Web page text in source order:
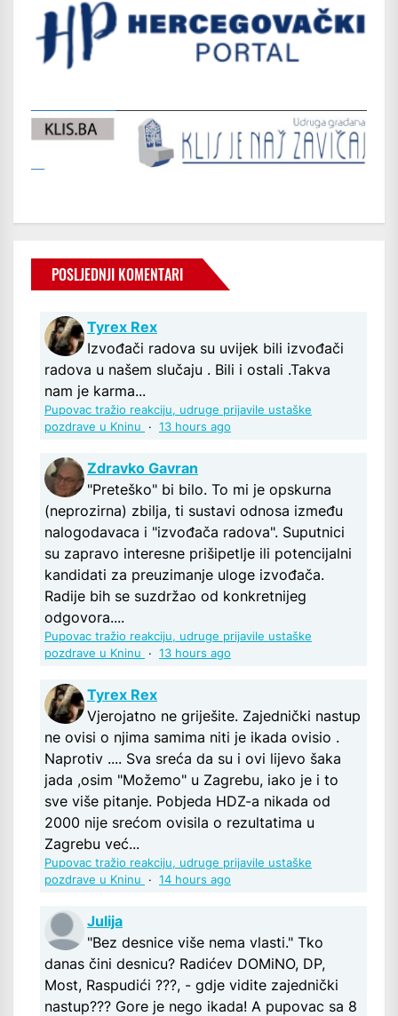
POSLJEDNJI KOMENTARI
Tyrex Rex
Izvođači radova su uvijek bili izvođači
radova u našem slučaju . Bili i ostali .Takva
nam je karma...
Pupovac tražio reakciju, udruge prijavile ustaške
pozdrave u Kninu
· 13 hours ago
Zdravko Gavran
"Preteško" bi bilo. To mi je opskurna
(neprozirna) zbilja, ti sustavi odnosa između
nalogodavaca i "izvođača radova". Suputnici
su zapravo interesne prišipetlje ili potencijalni
kandidati za preuzimanje uloge izvođača.
Radije bih se suzdržao od konkretnijeg
odgovora....
Pupovac tražio reakciju, udruge prijavile ustaške
pozdrave u Kninu
· 13 hours ago
Tyrex Rex
Vjerojatno ne griješite. Zajednički nastup
ne ovisi o njima samima niti je ikada ovisio .
Naprotiv .... Sva sreća da su i ovi lijevo šaka
jada ,osim "Možemo" u Zagrebu, iako je i to
sve više pitanje. Pobjeda HDZ-a nikada od
2000 nije srećom ovisila o rezultatima u
Zagrebu već...
Pupovac tražio reakciju, udruge prijavile ustaške
pozdrave u Kninu
· 14 hours ago
Julija
"Bez desnice više nema vlasti." Tko
danas čini desnicu? Radićev DOMiNO, DP,
Most, Raspudići ???, - gdje vidite zajednički
nastup??? Gore je nego ikada! A pupovac sa 8